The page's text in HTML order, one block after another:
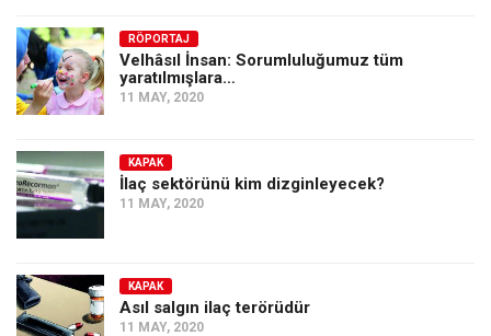
RÖPORTAJ
Velhâsıl İnsan: Sorumluluğumuz tüm
yaratılmışlara…
11 MAY, 2020
KAPAK
İlaç sektörünü kim dizginleyecek?
11 MAY, 2020
KAPAK
Asıl salgın ilaç terörüdür
11 MAY, 2020